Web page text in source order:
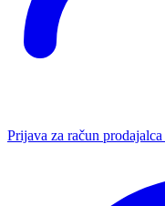
Prijava za račun prodajalca